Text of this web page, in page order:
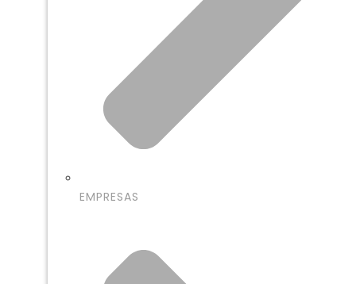
EMPRESAS